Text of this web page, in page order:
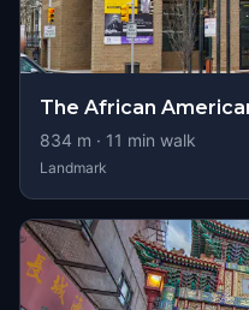
The African
834 m · 11 min walk
Landmark